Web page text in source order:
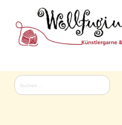
content
Suchen
nach: